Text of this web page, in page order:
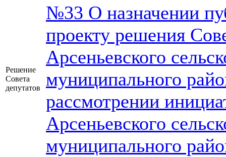
Решение
Совета
депутатов
№33 О назначении
проекту решения
Арсеньевского
муниципального
рассмотрении
Арсеньевского
муниципального